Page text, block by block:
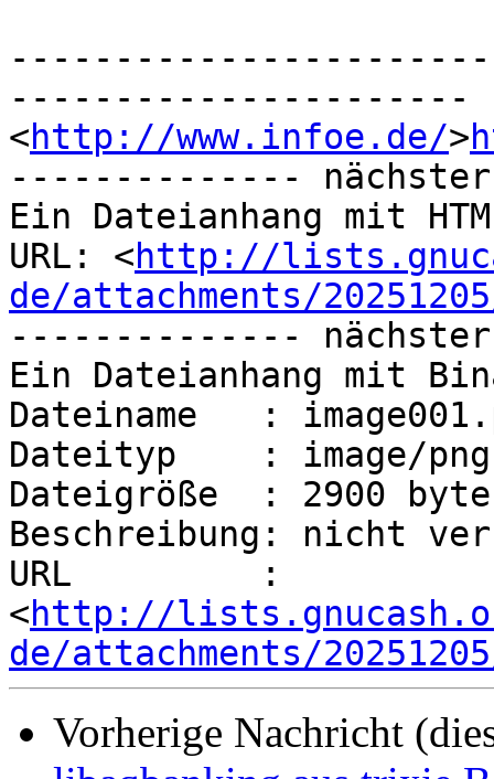
----------------------
<http://www.infoe.de/>
--------------
Ein Dateianhang mit
URL: <http://
de/attachments/
--------------
Ein Dateianhang mit
Dateiname   :
Dateityp    : image/png
Dateigröße  : 2900
Beschreibung: nicht
URL         :
<http://
de/attachments/
Vorherige Nachricht